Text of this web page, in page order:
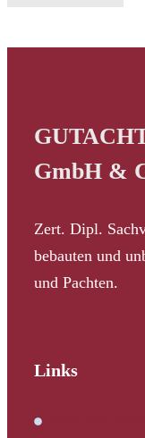
GmbH &
Zert. Dipl.
bebauten und
und Pachten.
Links